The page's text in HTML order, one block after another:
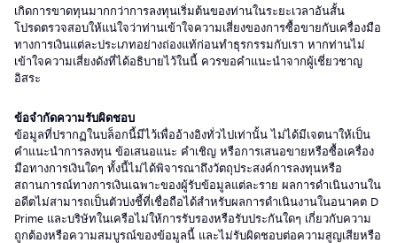
เกิดการขาดทุนมากกว่าการลงทุนเริ่มต้นของท่านในระยะเวลาอันสั้น
โปรดตรวจสอบให้แน่ใจว่าท่านเข้าใจความเสี่ยงของการซื้อขายกับเครื่องมือ
ทางการเงินแต่ละประเภทอย่างถ่องแท้ก่อนทำธุรกรรมกับเรา หากท่านไม่
เข้าใจความเสี่ยงดังที่ได้อธิบายไว้ในนี้ ควรขอคำแนะนำจากผู้เชี่ยวชาญ
อิสระ
ข้อจำกัดความรับผิดชอบ
ข้อมูลที่ปรากฏในบล็อกนี้มีไว้เพื่ออ้างอิงทั่วไปเท่านั้น ไม่ได้มีเจตนาให้เป็น
คำแนะนำการลงทุน ข้อเสนอแนะ คำเชิญ หรือการเสนอขายหรือซื้อเครื่อง
มือทางการเงินใดๆ ทั้งนี้ไม่ได้พิจารณาถึงวัตถุประสงค์การลงทุนหรือ
สถานการณ์ทางการเงินเฉพาะของผู้รับข้อมูลแต่ละราย ผลการดำเนินงานใน
อดีตไม่สามารถเป็นตัวบ่งชี้ที่เชื่อถือได้สำหรับผลการดำเนินงานในอนาคต D
Prime และบริษัทในเครือไม่ให้การรับรองหรือรับประกันใดๆ เกี่ยวกับความ
ถูกต้องหรือความสมบูรณ์ของข้อมูลนี้ และไม่รับผิดชอบต่อความสูญเสียหรือ